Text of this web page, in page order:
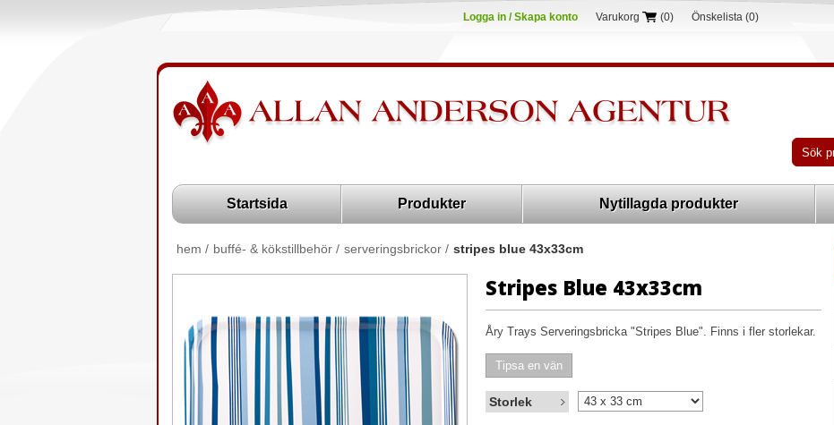
Logga in / Skapa konto Varukorg (0) Önskelista (0)
Startsida Produkter Nytillagda produkter
hem / buffé- & kökstillbehör / serveringsbrickor / stripes blue 43x33cm
Stripes Blue 43x33cm
Åry Trays Serveringsbricka "Stripes Blue". Finns i fler storlekar.
Storlek